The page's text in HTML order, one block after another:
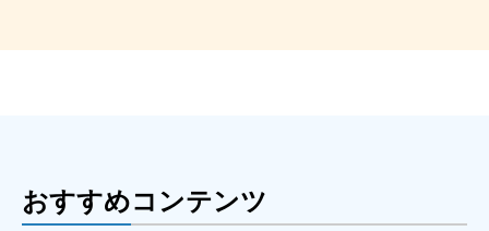
おすすめコンテンツ